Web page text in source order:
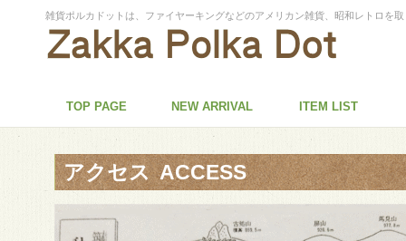
雑貨ポルカドットは、ファイヤーキングなどのアメリカン雑貨、昭和レトロを
アクセス ACCESS
TOP PAGE NEW ARRIVAL ITEM LIST